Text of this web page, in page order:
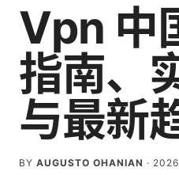
Vpn 中
指南、
与最新
BY AUGUSTO OHANIAN ·